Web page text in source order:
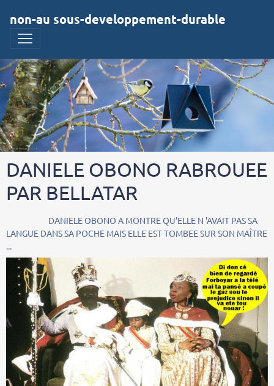
non-au sous-developpement-durable
DANIELE OBONO RABROUEE
PAR BELLATAR
DANIELE OBONO A MONTRE QU'ELLE N 'AVAIT PAS SA
LANGUE DANS SA POCHE MAIS ELLE EST TOMBEE SUR SON MAÎTRE
...